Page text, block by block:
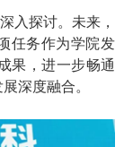
入探讨。未来，
任务作为学院发
果，进一步畅通
深度融合。